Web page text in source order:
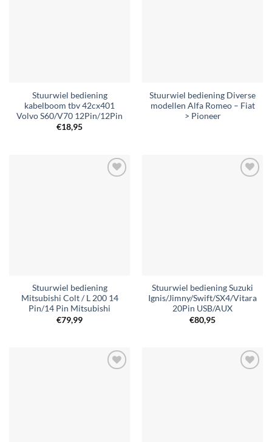
Stuurwiel bediening
kabelboom tbv 42cx401
Volvo S60/V70 12Pin/12Pin
€18,95
Stuurwiel bediening Diverse
modellen Alfa Romeo – Fiat
> Pioneer
Stuurwiel bediening
Mitsubishi Colt / L 200 14
Pin/14 Pin Mitsubishi
€79,99
Stuurwiel bediening Suzuki
Ignis/Jimny/Swift/SX4/Vitara
20Pin USB/AUX
€80,95